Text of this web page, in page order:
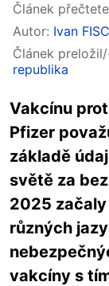
Článek
Autor: Ivan
Článek
republika
Vakcínu
Pfizer
základě
světě za
2025
různých
vakcíny s